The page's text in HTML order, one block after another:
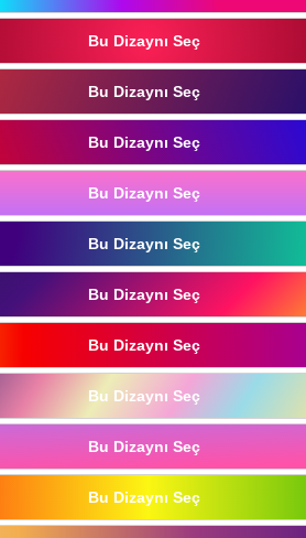
Bu Dizaynı Seç
Bu Dizaynı Seç
Bu Dizaynı Seç
Bu Dizaynı Seç
Bu Dizaynı Seç
Bu Dizaynı Seç
Bu Dizaynı Seç
Bu Dizaynı Seç
Bu Dizaynı Seç
Bu Dizaynı Seç